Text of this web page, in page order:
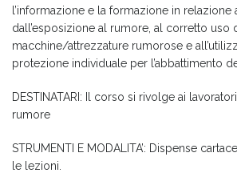
l’informazione e la formazione in relazione
dall’esposizione al rumore, al corretto uso
macchine/attrezzature rumorose e
protezione individuale per l’abbattimento
DESTINATARI: Il corso si rivolge ai
rumore
STRUMENTI E MODALITA’: Dispense
le lezioni.